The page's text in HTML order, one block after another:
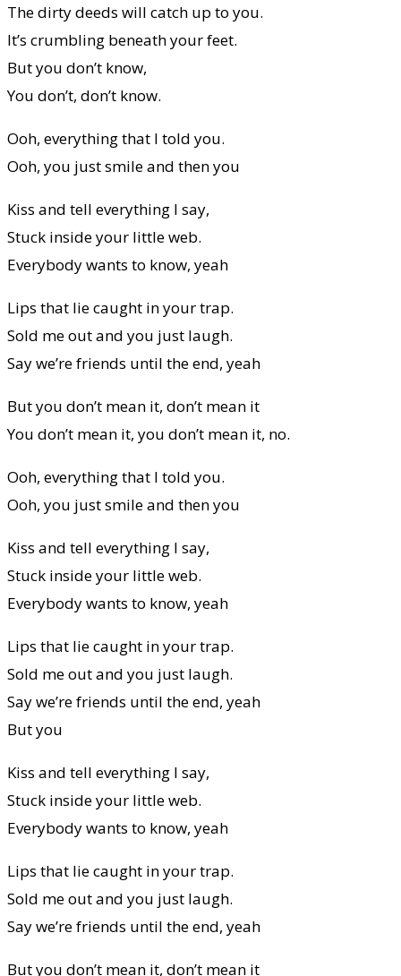
The dirty deeds will catch up to you.
It’s crumbling beneath your feet.
But you don’t know,
You don’t, don’t know.
Ooh, everything that I told you.
Ooh, you just smile and then you
Kiss and tell everything I say,
Stuck inside your little web.
Everybody wants to know, yeah
Lips that lie caught in your trap.
Sold me out and you just laugh.
Say we’re friends until the end, yeah
But you don’t mean it, don’t mean it
You don’t mean it, you don’t mean it, no.
Ooh, everything that I told you.
Ooh, you just smile and then you
Kiss and tell everything I say,
Stuck inside your little web.
Everybody wants to know, yeah
Lips that lie caught in your trap.
Sold me out and you just laugh.
Say we’re friends until the end, yeah
But you
Kiss and tell everything I say,
Stuck inside your little web.
Everybody wants to know, yeah
Lips that lie caught in your trap.
Sold me out and you just laugh.
Say we’re friends until the end, yeah
But you don’t mean it, don’t mean it